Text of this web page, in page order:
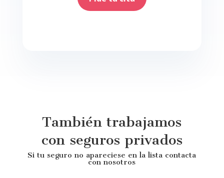
También trabajamos
con seguros privados
Si tu seguro no apareciese en la lista contacta
con nosotros